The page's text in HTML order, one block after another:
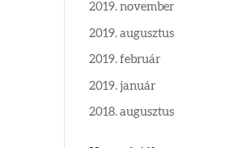
2019. november
2019. augusztus
2019. február
2019. január
2018. augusztus